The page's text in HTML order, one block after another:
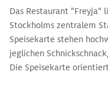
Das Restaurant "Freyja"
Stockholms zentralem
Speisekarte stehen
jeglichen
Die Speisekarte